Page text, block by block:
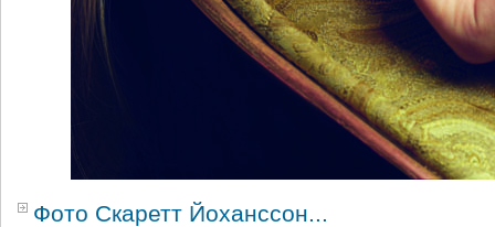
Фото Скаретт Йоханссон...